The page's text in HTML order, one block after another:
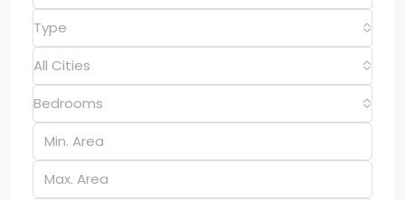
Type
All Cities
Bedrooms